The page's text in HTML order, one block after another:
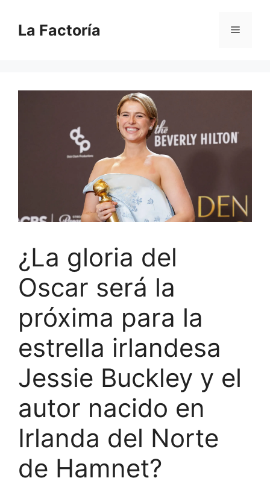
contenido
La Factoría Menú
¿La gloria del
Oscar será la
próxima para la
estrella irlandesa
Jessie Buckley y el
autor nacido en
Irlanda del Norte
de Hamnet?